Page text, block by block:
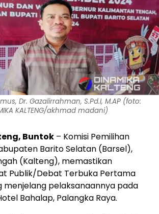
Dr. Gazalirrahman, S.Pd.I, M.AP (foto:
KALTENG/akhmad madani)
Buntok – Komisi Pemilihan
Barito Selatan (Barsel),
(Kalteng), memastikan
Publik/Debat Terbuka Pertama
menjelang pelaksanaannya pada
Bahalap, Palangka Raya.